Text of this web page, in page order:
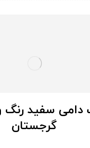
سفید رنگ
گرجستان